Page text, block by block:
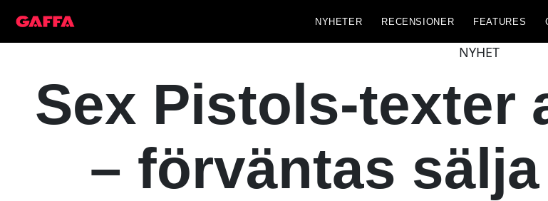
NYHETER RECENSIONER FEATURES
NYHET
Sex Pistols-texter
– förväntas